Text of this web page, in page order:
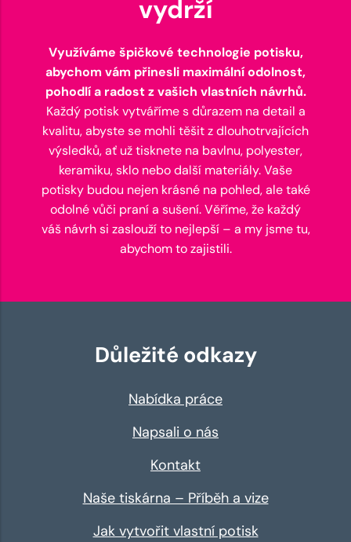
vydrží
Využíváme špičkové technologie potisku,
abychom vám přinesli maximální odolnost,
pohodlí a radost z vašich vlastních návrhů.
Každý potisk vytváříme s důrazem na detail a
kvalitu, abyste se mohli těšit z dlouhotrvajících
výsledků, ať už tisknete na bavlnu, polyester,
keramiku, sklo nebo další materiály. Vaše
potisky budou nejen krásné na pohled, ale také
odolné vůči praní a sušení. Věříme, že každý
váš návrh si zaslouží to nejlepší – a my jsme tu,
abychom to zajistili.
Důležité odkazy
Nabídka práce
Napsali o nás
Kontakt
Naše tiskárna – Příběh a vize
Jak vytvořit vlastní potisk